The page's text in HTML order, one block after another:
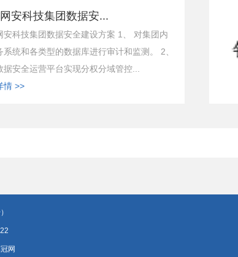
安科技集团数据安...
安科技集团数据安全建设方案 1、 对集团内
系统和各类型的数据库进行审计和监测。 2、
据安全运营平台实现分权分域管控...
情 >>
网